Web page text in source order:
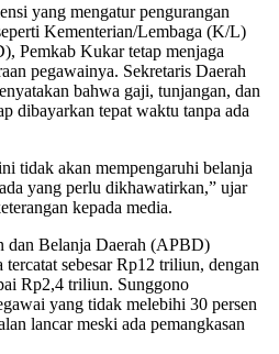
yang mengatur pengurangan
Kementerian/Lembaga (K/L)
Pemkab Kukar tetap menjaga
pegawainya. Sekretaris Daerah
bahwa gaji, tunjangan, dan
dibayarkan tepat waktu tanpa ada
tidak akan mempengaruhi belanja
yang perlu dikhawatirkan,” ujar
kepada media.
dan Belanja Daerah (APBD)
sebesar Rp12 triliun, dengan
Rp2,4 triliun. Sunggono
yang tidak melebihi 30 persen
lancar meski ada pemangkasan